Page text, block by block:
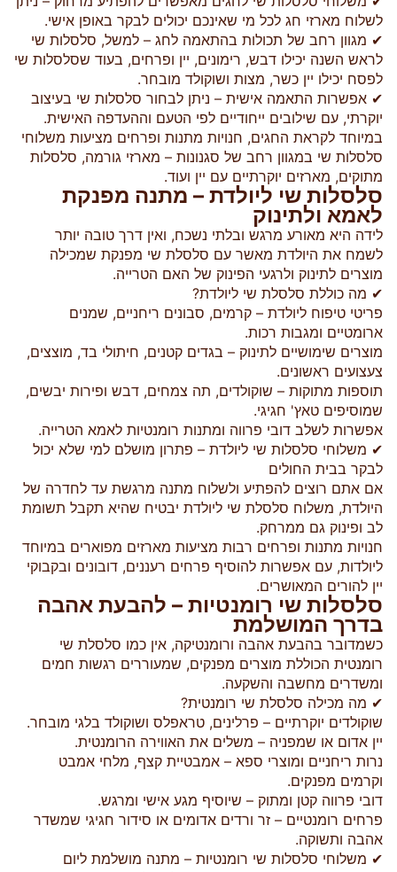
לשלוח מארזי חג לכל מי שאינכם יכולים לבקר באופן אישי.
✔ מגוון רחב של תכולות בהתאמה לחג – למשל, סלסלות שי
לראש השנה יכילו דבש, רימונים, יין ופרחים, בעוד שסלסלות שי
לפסח יכילו יין כשר, מצות ושוקולד מובחר.
✔ אפשרות התאמה אישית – ניתן לבחור סלסלות שי בעיצוב
יוקרתי, עם שילובים ייחודיים לפי הטעם וההעדפה האישית.
במיוחד לקראת החגים, חנויות מתנות ופרחים מציעות משלוחי
סלסלות שי במגוון רחב של סגנונות – מארזי גורמה, סלסלות
מתוקים, מארזים יוקרתיים עם יין ועוד.
סלסלות שי ליולדת – מתנה מפנקת
לאמא ולתינוק
לידה היא מאורע מרגש ובלתי נשכח, ואין דרך טובה יותר
לשמח את היולדת מאשר עם סלסלת שי מפנקת שמכילה
מוצרים לתינוק ולרגעי הפינוק של האם הטרייה.
✔ מה כוללת סלסלת שי ליולדת?
פריטי טיפוח ליולדת – קרמים, סבונים ריחניים, שמנים
ארומטיים ומגבות רכות.
מוצרים שימושיים לתינוק – בגדים קטנים, חיתולי בד, מוצצים,
צעצועים ראשונים.
תוספות מתוקות – שוקולדים, תה צמחים, דבש ופירות יבשים,
שמוסיפים טאץ' חגיגי.
אפשרות לשלב דובי פרווה ומתנות רומנטיות לאמא הטרייה.
✔ משלוחי סלסלות שי ליולדת – פתרון מושלם למי שלא יכול
לבקר בבית החולים
אם אתם רוצים להפתיע ולשלוח מתנה מרגשת עד לחדרה של
היולדת, משלוח סלסלת שי ליולדת יבטיח שהיא תקבל תשומת
לב ופינוק גם ממרחק.
חנויות מתנות ופרחים רבות מציעות מארזים מפוארים במיוחד
ליולדות, עם אפשרות להוסיף פרחים רעננים, דובונים ובקבוקי
יין להורים המאושרים.
סלסלות שי רומנטיות – להבעת אהבה
בדרך המושלמת
כשמדובר בהבעת אהבה ורומנטיקה, אין כמו סלסלת שי
רומנטית הכוללת מוצרים מפנקים, שמעוררים רגשות חמים
ומשדרים מחשבה והשקעה.
✔ מה מכילה סלסלת שי רומנטית?
שוקולדים יוקרתיים – פרלינים, טראפלס ושוקולד בלגי מובחר.
יין אדום או שמפניה – משלים את האווירה הרומנטית.
נרות ריחניים ומוצרי ספא – אמבטיית קצף, מלחי אמבט
וקרמים מפנקים.
דובי פרווה קטן ומתוק – שיוסיף מגע אישי ומרגש.
פרחים רומנטיים – זר ורדים אדומים או סידור חגיגי שמשדר
אהבה ותשוקה.
✔ משלוחי סלסלות שי רומנטיות – מתנה מושלמת ליום